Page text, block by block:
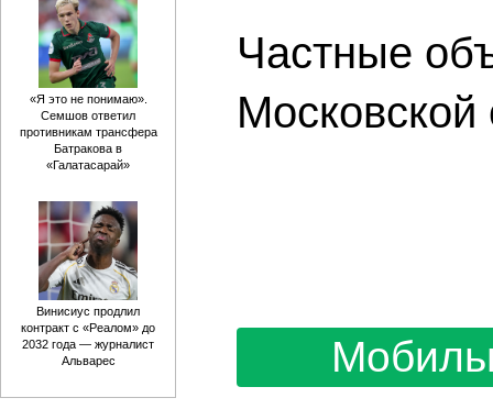
Частные
Московской
«Я это не понимаю».
Семшов ответил
противникам трансфера
Батракова в
«Галатасарай»
Винисиус продлил
контракт с «Реалом» до
2032 года — журналист
Альварес